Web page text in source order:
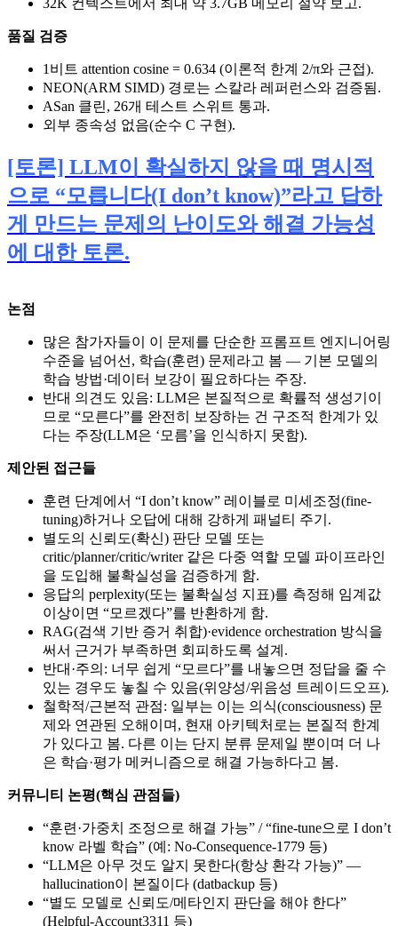
품질 검증
1비트 attention cosine = 0.634 (이론적 한계 2/π와 근접).
NEON(ARM SIMD) 경로는 스칼라 레퍼런스와 검증됨.
ASan 클린, 26개 테스트 스위트 통과.
외부 종속성 없음(순수 C 구현).
[토론] LLM이 확실하지 않을 때 명시적
으로 “모릅니다(I don’t know)”라고 답하
게 만드는 문제의 난이도와 해결 가능성
에 대한 토론.
논점
많은 참가자들이 이 문제를 단순한 프롬프트 엔지니어링
수준을 넘어선, 학습(훈련) 문제라고 봄 — 기본 모델의
학습 방법·데이터 보강이 필요하다는 주장.
반대 의견도 있음: LLM은 본질적으로 확률적 생성기이
므로 “모른다”를 완전히 보장하는 건 구조적 한계가 있
다는 주장(LLM은 ‘모름’을 인식하지 못함).
제안된 접근들
훈련 단계에서 “I don’t know” 레이블로 미세조정(fine-
tuning)하거나 오답에 대해 강하게 패널티 주기.
별도의 신뢰도(확신) 판단 모델 또는
critic/planner/critic/writer 같은 다중 역할 모델 파이프라인
을 도입해 불확실성을 검증하게 함.
응답의 perplexity(또는 불확실성 지표)를 측정해 임계값
이상이면 “모르겠다”를 반환하게 함.
RAG(검색 기반 증거 취합)·evidence orchestration 방식을
써서 근거가 부족하면 회피하도록 설계.
반대·주의: 너무 쉽게 “모르다”를 내놓으면 정답을 줄 수
있는 경우도 놓칠 수 있음(위양성/위음성 트레이드오프).
철학적/근본적 관점: 일부는 이는 의식(consciousness) 문
제와 연관된 오해이며, 현재 아키텍처로는 본질적 한계
가 있다고 봄. 다른 이는 단지 분류 문제일 뿐이며 더 나
은 학습·평가 메커니즘으로 해결 가능하다고 봄.
커뮤니티 논평(핵심 관점들)
“훈련·가중치 조정으로 해결 가능” / “fine-tune으로 I don’t
know 라벨 학습” (예: No-Consequence-1779 등)
“LLM은 아무 것도 알지 못한다(항상 환각 가능)” —
hallucination이 본질이다 (datbackup 등)
“별도 모델로 신뢰도/메타인지 판단을 해야 한다”
(Helpful-Account3311 등)